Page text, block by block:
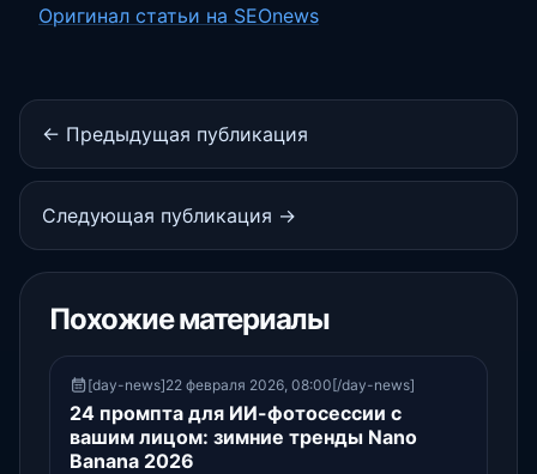
Оригинал статьи на SEOnews
← Предыдущая публикация
Следующая публикация →
Похожие материалы
[day-news]22 февраля 2026, 08:00[/day-news]
24 промпта для ИИ-фотосессии с
вашим лицом: зимние тренды Nano
Banana 2026